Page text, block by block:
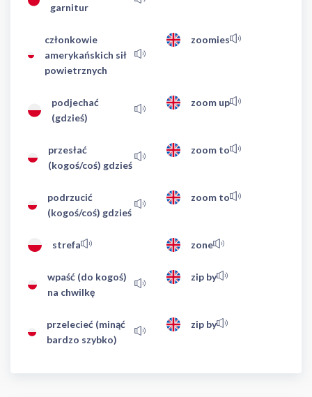
garnitur
członkowie
amerykańskich sił
powietrznych
zoomies
podjechać
(gdzieś)
zoom up
przesłać
(kogoś/coś) gdzieś
zoom to
podrzucić
(kogoś/coś) gdzieś
zoom to
strefa zone
wpaść (do kogoś)
na chwilkę
zip by
przelecieć (minąć
bardzo szybko)
zip by